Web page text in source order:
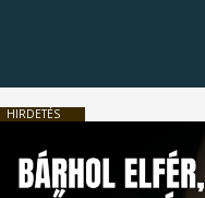
HIRDETÉS